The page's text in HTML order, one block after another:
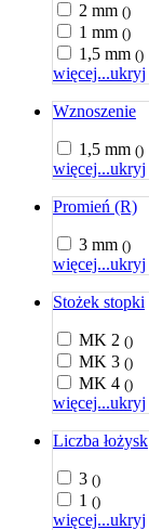
2 mm ()
1 mm ()
1,5 mm ()
więcej...ukryj
Wznoszenie
1,5 mm ()
więcej...ukryj
Promień (R)
3 mm ()
więcej...ukryj
Stożek stopki
MK 2 ()
MK 3 ()
MK 4 ()
więcej...ukryj
Liczba łożysk
3 ()
1 ()
więcej...ukryj